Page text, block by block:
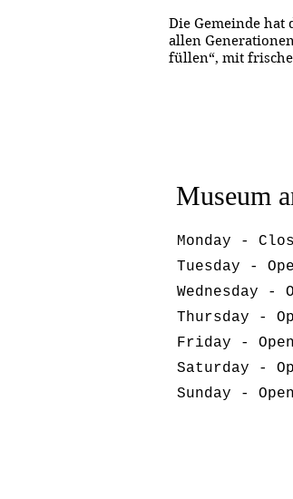
Die Gemeinde hat
allen
füllen“, mit
Museum
Monday -
Tuesday -
Wednesday -
Thursday -
Friday -
Saturday -
Sunday -